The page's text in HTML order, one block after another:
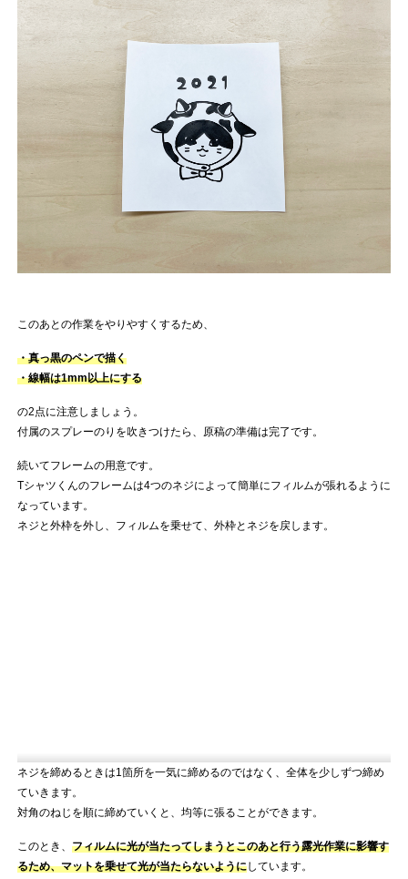
このあとの作業をやりやすくするため、
・真っ黒のペンで描く
・線幅は1mm以上にする
の2点に注意しましょう。
付属のスプレーのりを吹きつけたら、原稿の準備は完了です。
続いてフレームの用意です。
Tシャツくんのフレームは4つのネジによって簡単にフィルムが張れるように
なっています。
ネジと外枠を外し、フィルムを乗せて、外枠とネジを戻します。
ネジを締めるときは1箇所を一気に締めるのではなく、全体を少しずつ締め
ていきます。
対角のねじを順に締めていくと、均等に張ることができます。
このとき、 フィルムに光が当たってしまうとこのあと行う露光作業に影響す
るため、マットを乗せて光が当たらないようにしています。